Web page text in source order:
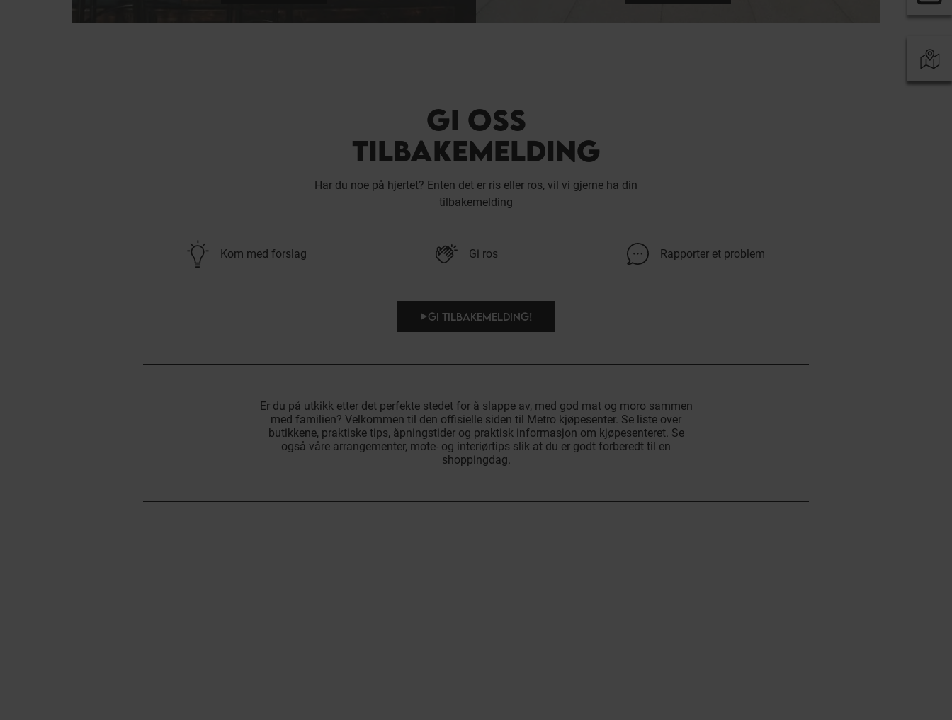
GI OSS
TILBAKEMELDING
Har du noe på hjertet? Enten det er ris eller ros, vil vi gjerne ha din
tilbakemelding
Kom med forslag Gi ros Rapporter et problem
GI TILBAKEMELDING!
Er du på utkikk etter det perfekte stedet for å slappe av, med god mat og moro sammen
med familien? Velkommen til den offisielle siden til Metro kjøpesenter. Se liste over
butikkene, praktiske tips, åpningstider og praktisk informasjon om kjøpesenteret. Se
også våre arrangementer, mote- og interiørtips slik at du er godt forberedt til en
shoppingdag.